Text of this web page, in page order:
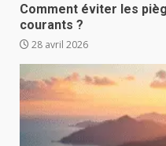
Comment éviter les
courants ?
28 avril 2026